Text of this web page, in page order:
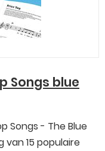
Songs blue
Songs - The Blue
van 15 populaire